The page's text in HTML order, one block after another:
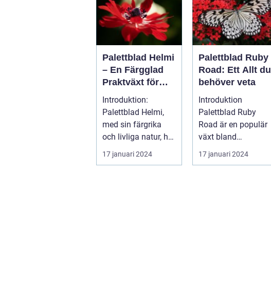
Palettblad Helmi
– En Färgglad
Praktväxt för
Hemmet
Introduktion:
Palettblad Helmi,
med sin färgrika
och livliga natur, har
snabbt blivit en
favorit bla...
17 januari 2024
Palettblad Ruby
Road: Ett Allt du
behöver veta
Introduktion
Palettblad Ruby
Road är en populär
växt bland
trädgårdsälskare
och
17 januari 2024